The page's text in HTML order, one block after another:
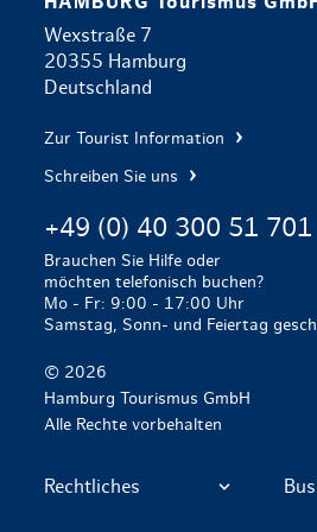
Wexstraße 7
20355 Hamburg
Deutschland
Zur Tourist Information
Schreiben Sie uns
+49 (0) 40 300 51 701
Brauchen Sie Hilfe oder
möchten telefonisch buchen?
Mo - Fr: 9:00 - 17:00 Uhr
Samstag, Sonn- und Feiertag
© 2026
Hamburg Tourismus GmbH
Alle Rechte vorbehalten
Rechtliches